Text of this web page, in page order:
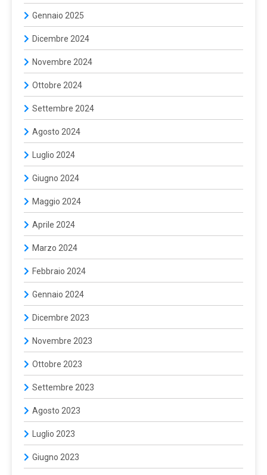
Gennaio 2025
Dicembre 2024
Novembre 2024
Ottobre 2024
Settembre 2024
Agosto 2024
Luglio 2024
Giugno 2024
Maggio 2024
Aprile 2024
Marzo 2024
Febbraio 2024
Gennaio 2024
Dicembre 2023
Novembre 2023
Ottobre 2023
Settembre 2023
Agosto 2023
Luglio 2023
Giugno 2023